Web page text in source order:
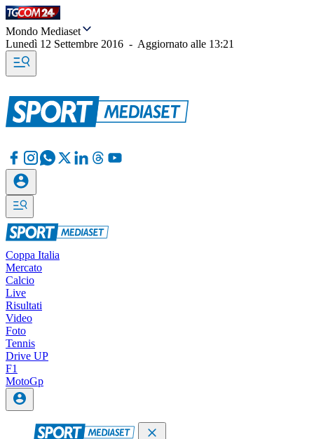
Mondo Mediaset
Lunedì 12 Settembre 2016 - Aggiornato alle 13:21
Coppa Italia
Mercato
Calcio
Live
Risultati
Video
Foto
Tennis
Drive UP
F1
MotoGp